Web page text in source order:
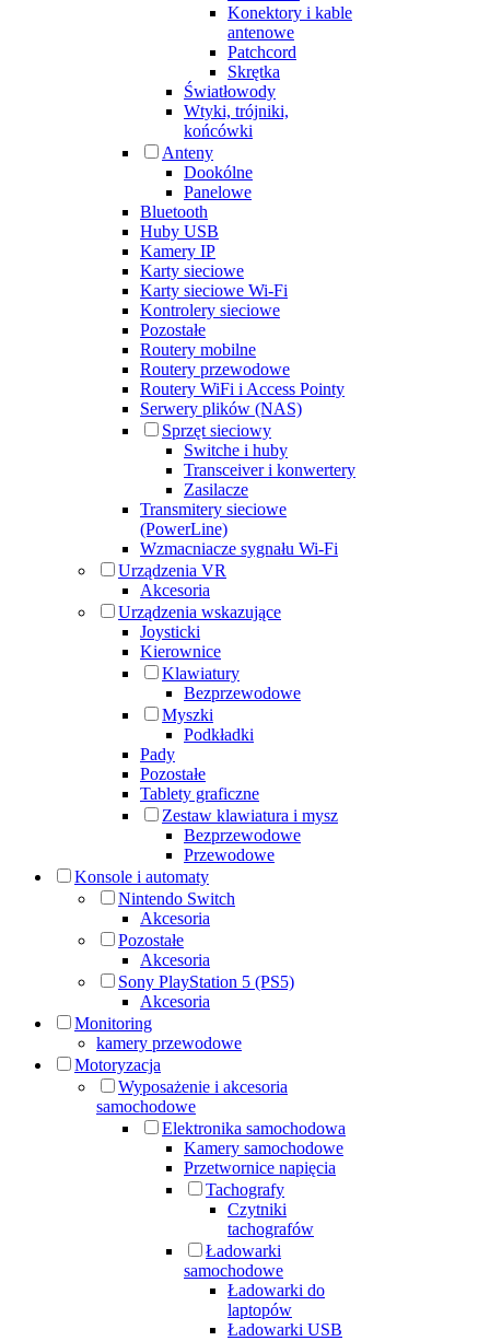
Konektory i kable
antenowe
Patchcord
Skrętka
Światłowody
Wtyki, trójniki,
końcówki
Anteny
Dookólne
Panelowe
Bluetooth
Huby USB
Kamery IP
Karty sieciowe
Karty sieciowe Wi-Fi
Kontrolery sieciowe
Pozostałe
Routery mobilne
Routery przewodowe
Routery WiFi i Access Pointy
Serwery plików (NAS)
Sprzęt sieciowy
Switche i huby
Transceiver i konwertery
Zasilacze
Transmitery sieciowe
(PowerLine)
Wzmacniacze sygnału Wi-Fi
Urządzenia VR
Akcesoria
Urządzenia wskazujące
Joysticki
Kierownice
Klawiatury
Bezprzewodowe
Myszki
Podkładki
Pady
Pozostałe
Tablety graficzne
Zestaw klawiatura i mysz
Bezprzewodowe
Przewodowe
Konsole i automaty
Nintendo Switch
Akcesoria
Pozostałe
Akcesoria
Sony PlayStation 5 (PS5)
Akcesoria
Monitoring
kamery przewodowe
Motoryzacja
Wyposażenie i akcesoria
samochodowe
Elektronika samochodowa
Kamery samochodowe
Przetwornice napięcia
Tachografy
Czytniki
tachografów
Ładowarki
samochodowe
Ładowarki do
laptopów
Ładowarki USB